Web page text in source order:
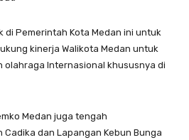
di Pemerintah Kota Medan ini untuk
kinerja Walikota Medan untuk
olahraga Internasional khususnya di
Medan juga tengah
dan Lapangan Kebun Bunga